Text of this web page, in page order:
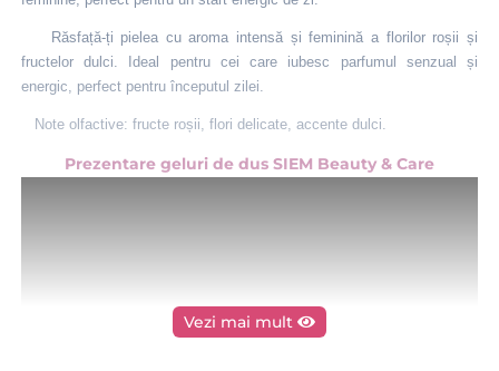
Răsfață-ți pielea cu aroma intensă și feminină a florilor roșii și
fructelor dulci. Ideal pentru cei care iubesc parfumul senzual și
energic, perfect pentru începutul zilei.
Note olfactive: fructe roșii, flori delicate, accente dulci.
Prezentare geluri de dus SIEM Beauty & Care
Vezi mai mult